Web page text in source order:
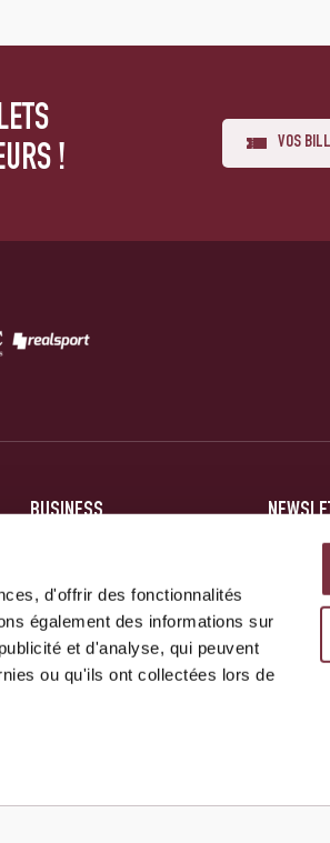
d'offrir des fonctionnalités
également des informations sur
et d'analyse, qui peuvent
ou qu'ils ont collectées lors de
!
VOS
BUSINESS
PARTENAIRES
Inscrivez-